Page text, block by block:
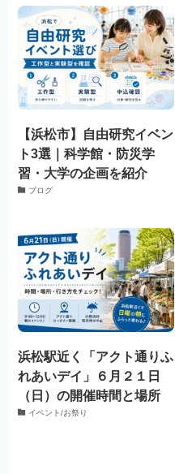
【浜松市】自由研究イベン
ト3選｜科学館・防災学
習・大学の企画を紹介
ブログ
浜松駅近く「アクト通りふ
れあいデイ」６月２１日
（日）の開催時間と場所
イベント/お祭り